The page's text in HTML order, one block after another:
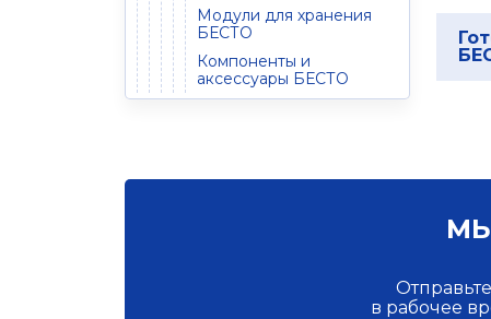
Модули для хранения
БЕСТО
Компоненты и
аксессуары БЕСТО
в рабочее